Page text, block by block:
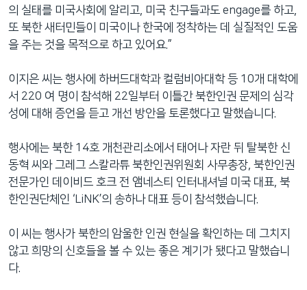
의 실태를 미국사회에 알리고, 미국 친구들과도 engage를 하고,
또 북한 새터민들이 미국이나 한국에 정착하는 데 실질적인 도움
을 주는 것을 목적으로 하고 있어요.”
이지은 씨는 행사에 하버드대학과 컬럼비아대학 등 10개 대학에
서 220 여 명이 참석해 22일부터 이틀간 북한인권 문제의 심각
성에 대해 증언을 듣고 개선 방안을 토론했다고 말했습니다.
행사에는 북한 14호 개천관리소에서 태어나 자란 뒤 탈북한 신
동혁 씨와 그레그 스칼라튜 북한인권위원회 사무총장, 북한인권
전문가인 데이비드 호크 전 앰네스티 인터내셔널 미국 대표, 북
한인권단체인 ‘LiNK’의 송하나 대표 등이 참석했습니다.
이 씨는 행사가 북한의 암울한 인권 현실을 확인하는 데 그치지
않고 희망의 신호들을 볼 수 있는 좋은 계기가 됐다고 말했습니
다.